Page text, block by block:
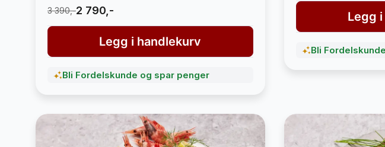
3 390,-2 790,-
Legg i handlekurv
Bli Fordelskunde og spar penger
Legg
Bli